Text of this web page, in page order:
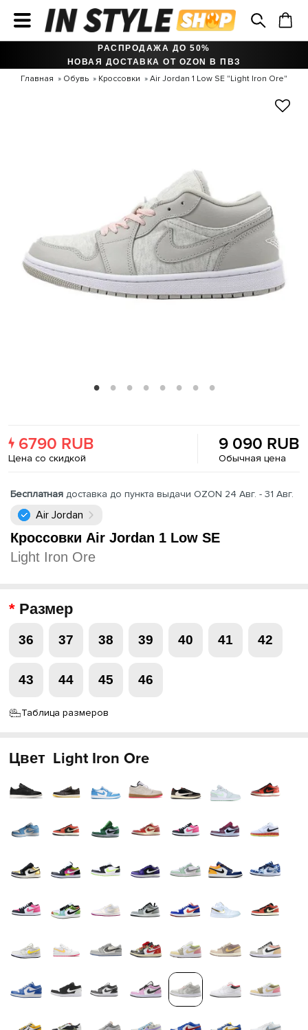
РАСПРОДАЖА ДО 50%
НОВАЯ ДОСТАВКА ОТ OZON В ПВЗ
Главная Обувь Кроссовки Air Jordan 1 Low SE "Light Iron Ore"
6790 RUB
Цена со скидкой
9 090 RUB
Обычная цена
Бесплатная доставка до пункта выдачи OZON 24 Авг. - 31 Авг.
Air Jordan
Кроссовки Air Jordan 1 Low SE
Light Iron Ore
Размер
36 37 38 39 40 41 42
43 44 45 46
Таблица размеров
Цвет Light Iron Ore